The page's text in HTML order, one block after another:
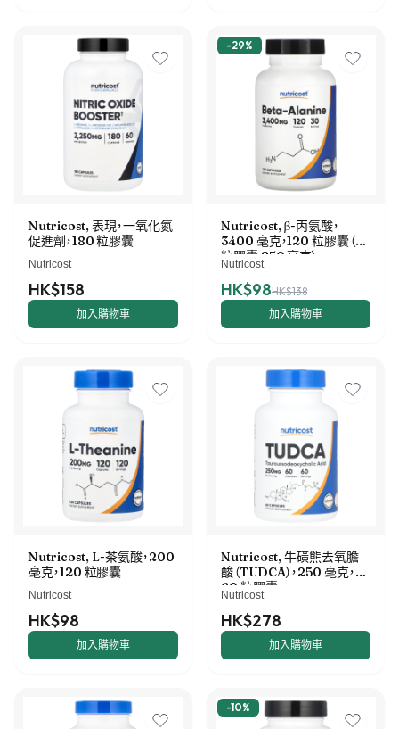
Nutricost, 表現，一氧化氮
促進劑，180 粒膠囊
Nutricost
HK$158
加入購物車
-29%
Nutricost, β-丙氨酸，
3400 毫克，120 粒膠囊（每
粒膠囊 850 毫克）
Nutricost
HK$98HK$138
加入購物車
Nutricost, L-茶氨酸，200
毫克，120 粒膠囊
Nutricost
HK$98
加入購物車
Nutricost, 牛磺熊去氧膽
酸（TUDCA），250 毫克，
60 粒膠囊
Nutricost
HK$278
加入購物車
-10%